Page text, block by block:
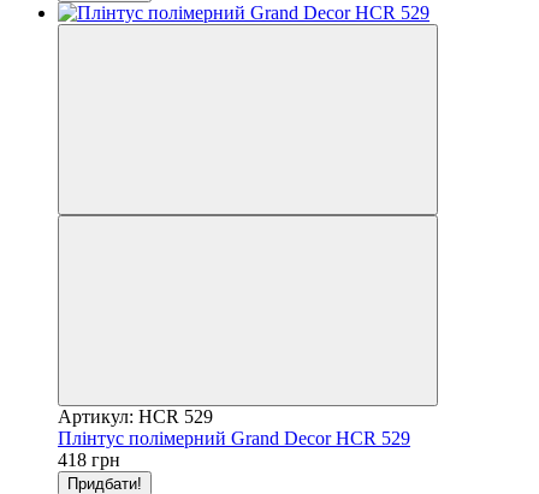
Артикул: HCR 529
Плінтус полімерний Grand Decor HCR 529
418 грн
Придбати!